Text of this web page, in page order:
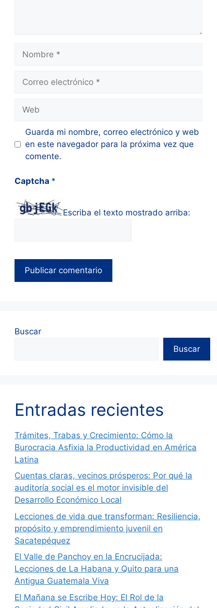
Nombre
Correo
Web
Guarda mi nombre, correo electrónico y web
en este navegador para la próxima vez que
comente.
Captcha *
Escriba el texto mostrado arriba:
Buscar
Buscar
Entradas recientes
Trámites, Trabas y Crecimiento: Cómo la
Burocracia Asfixia la Productividad en América
Latina
Cuentas claras, vecinos prósperos: Por qué la
auditoría social es el motor invisible del
Desarrollo Económico Local
Lecciones de vida que transforman: Resiliencia,
propósito y emprendimiento juvenil en
Sacatepéquez
El Valle de Panchoy en la Encrucijada:
Lecciones de La Habana y Quito para una
Antigua Guatemala Viva
El Mañana se Escribe Hoy: El Rol de la